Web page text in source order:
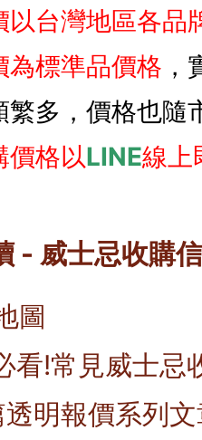
以台灣地區各品
為標準品價格
繁多，價格也隨
價格以LINE線上
- 威士忌收購
圖
看!常見威士忌
明報價系列